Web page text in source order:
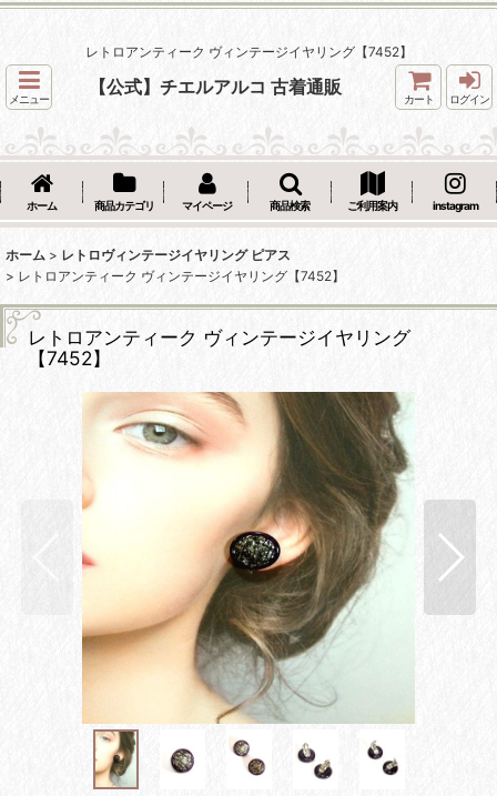
レトロアンティーク ヴィンテージイヤリング【7452】
メニュー
【公式】チエルアルコ 古着通販
カート ログイン
ホーム 商品カテゴリ マイページ 商品検索 ご利用案内 instagram
ホーム > レトロヴィンテージイヤリング ピアス
> レトロアンティーク ヴィンテージイヤリング【7452】
レトロアンティーク ヴィンテージイヤリング
【7452】